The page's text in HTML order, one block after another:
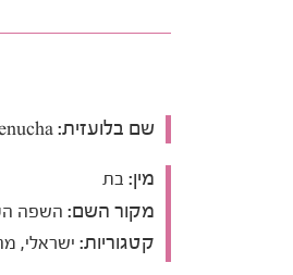
שם בלועזית:
מין: בת
מקור השם: השפה
קטגוריות: ישראלי,